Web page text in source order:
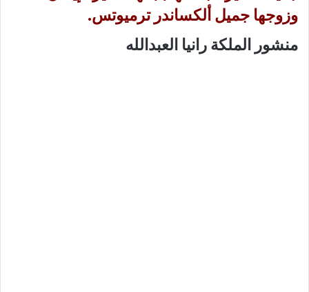
وزوجها جميل ألكساندر ترميوتس.
منشور الملكة رانيا العبدالله